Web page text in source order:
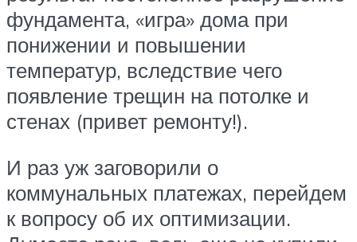
фундамента, «игра» дома при
понижении и повышении
температур, вследствие чего
появление трещин на потолке и
стенах (привет ремонту!).
И раз уж заговорили о
коммунальных платежах, перейдем
к вопросу об их оптимизации.